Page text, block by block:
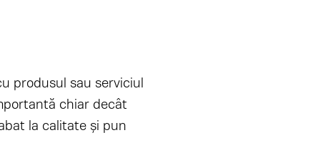
produsul sau serviciul
chiar decât
la calitate şi pun